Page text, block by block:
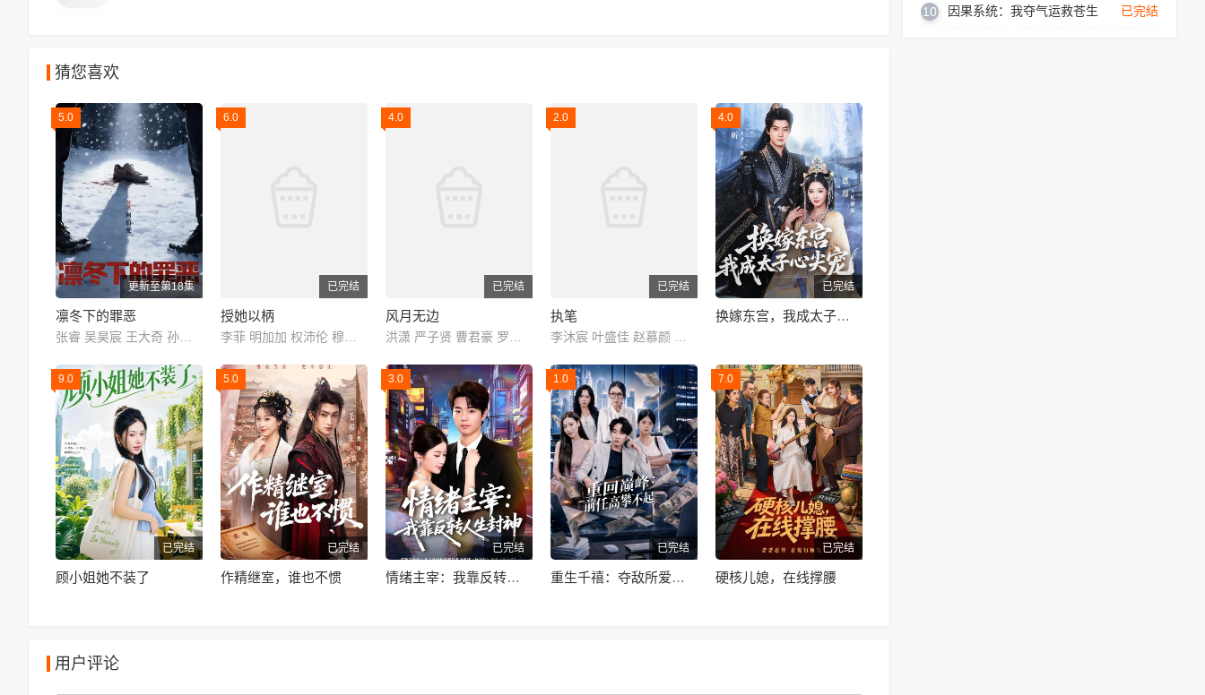
猜您喜欢
5.0
更新至第18集
凛冬下的罪恶
6.0
已完结
授她以柄
4.0
已完结
风月无边
2.0
已完结
执笔
4.0
已完结
换嫁东宫，我成太子心尖宠
9.0
已完结
顾小姐她不装了
5.0
已完结
作精继室，谁也不惯
3.0
已完结
情绪主宰：我靠反转人生封神
1.0
已完结
重生千禧：夺敌所爱做首富
7.0
已完结
硬核儿媳，在线撑腰
用户评论
10 已完结
因果系统：我夺气运救苍生